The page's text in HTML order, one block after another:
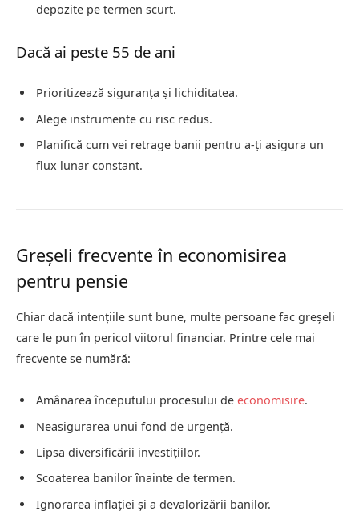
depozite pe termen scurt.
Dacă ai peste 55 de ani
Prioritizează siguranța și lichiditatea.
Alege instrumente cu risc redus.
Planifică cum vei retrage banii pentru a-ți asigura un
flux lunar constant.
Greșeli frecvente în economisirea
pentru pensie
Chiar dacă intențiile sunt bune, multe persoane fac greșeli
care le pun în pericol viitorul financiar. Printre cele mai
frecvente se numără:
Amânarea începutului procesului de economisire.
Neasigurarea unui fond de urgență.
Lipsa diversificării investițiilor.
Scoaterea banilor înainte de termen.
Ignorarea inflației și a devalorizării banilor.